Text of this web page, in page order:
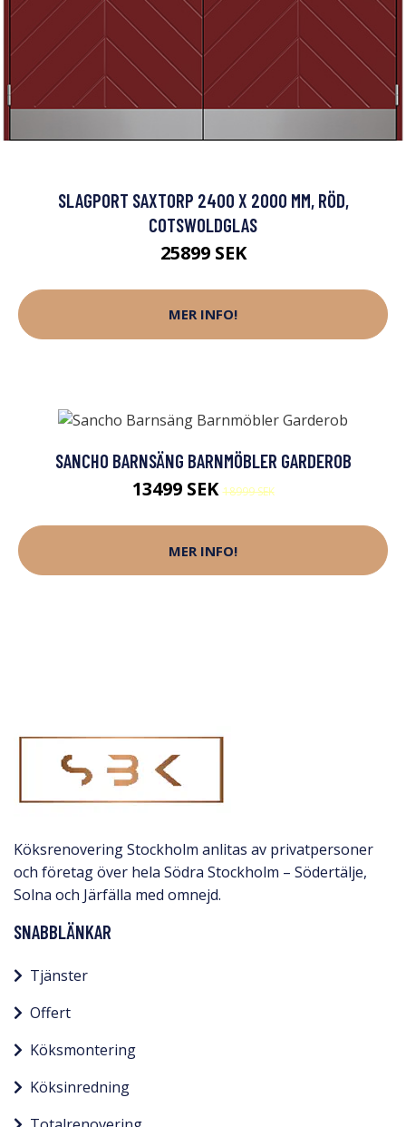
SLAGPORT SAXTORP 2400 X 2000 MM, RÖD,
COTSWOLDGLAS
25899 SEK
MER INFO!
SANCHO BARNSÄNG BARNMÖBLER GARDEROB
13499 SEK18999 SEK
MER INFO!
Köksrenovering Stockholm anlitas av privatpersoner
och företag över hela Södra Stockholm – Södertälje,
Solna och Järfälla med omnejd.​
SNABBLÄNKAR
Tjänster
Offert
Köksmontering
Köksinredning